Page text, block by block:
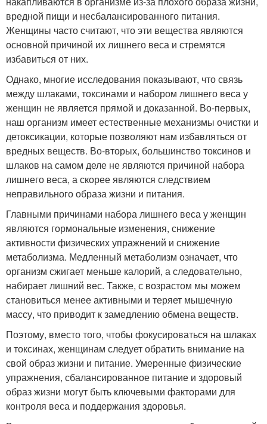
вредной пищи и несбалансированного питания.
Женщины часто считают, что эти вещества являются
основной причиной их лишнего веса и стремятся
избавиться от них.
Однако, многие исследования показывают, что связь
между шлаками, токсинами и набором лишнего веса у
женщин не является прямой и доказанной. Во-первых,
наш организм имеет естественные механизмы очистки и
детоксикации, которые позволяют нам избавляться от
вредных веществ. Во-вторых, большинство токсинов и
шлаков на самом деле не являются причиной набора
лишнего веса, а скорее являются следствием
неправильного образа жизни и питания.
Главными причинами набора лишнего веса у женщин
являются гормональные изменения, снижение
активности физических упражнений и снижение
метаболизма. Медленный метаболизм означает, что
организм сжигает меньше калорий, а следовательно,
набирает лишний вес. Также, с возрастом мы можем
становиться менее активными и теряет мышечную
массу, что приводит к замедлению обмена веществ.
Поэтому, вместо того, чтобы фокусироваться на шлаках
и токсинах, женщинам следует обратить внимание на
свой образ жизни и питание. Умеренные физические
упражнения, сбалансированное питание и здоровый
образ жизни могут быть ключевыми факторами для
контроля веса и поддержания здоровья.